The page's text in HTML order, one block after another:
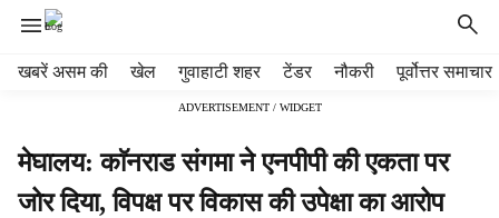
खबरें असम की खेल गुवाहाटी शहर टेंडर नौकरी पूर्वोत्तर समाचार
ADVERTISEMENT / WIDGET
मेघालय: काॅनराड संगमा ने एनपीपी की एकता पर
जोर दिया, विपक्ष पर विकास की उपेक्षा का आरोप